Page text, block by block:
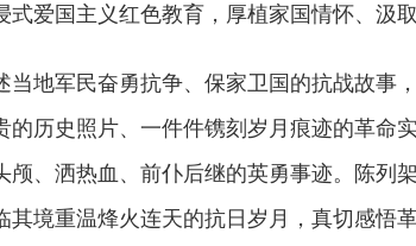
爱国主义红色教育，厚植家国情怀、汲取
地军民奋勇抗争、保家卫国的抗战故事
历史照片、一件件镌刻岁月痕迹的革命
、洒热血、前仆后继的英勇事迹。陈列
境重温烽火连天的抗日岁月，真切感悟